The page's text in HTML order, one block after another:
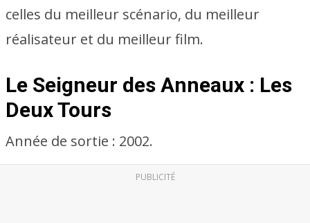
celles du meilleur scénario, du meilleur
réalisateur et du meilleur film.
Le Seigneur des Anneaux : Les
Deux Tours
Année de sortie : 2002.
PUBLICITÉ